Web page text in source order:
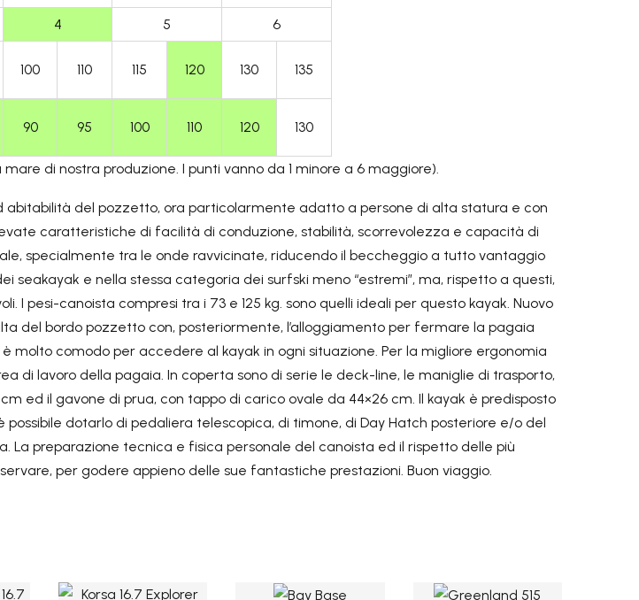
4 5
6
100 110 115 120 130 135
90 95 100 110 120 130
di nostra produzione. I punti vanno da 1 minore a 6 maggiore).
abitabilità del pozzetto, ora particolarmente adatto a persone di alta statura e con
caratteristiche di facilità di conduzione, stabilità, scorrevolezza e capacità di
specialmente tra le onde ravvicinate, riducendo il beccheggio a tutto vantaggio
seakayak e nella stessa categoria dei surfski meno “estremi”, ma, rispetto a questi,
pesi-canoista compresi tra i 73 e 125 kg. sono quelli ideali per questo kayak. Nuovo
del bordo pozzetto con, posteriormente, l’alloggiamento per fermare la pagaia
comodo per accedere al kayak in ogni situazione. Per la migliore ergonomia
di lavoro della pagaia. In coperta sono di serie le deck-line, le maniglie di trasporto,
ed il gavone di prua, con tappo di carico ovale da 44×26 cm. Il kayak è predisposto
dotarlo di pedaliera telescopica, di timone, di Day Hatch posteriore e/o del
La preparazione tecnica e fisica personale del canoista ed il rispetto delle più
per godere appieno delle sue fantastiche prestazioni. Buon viaggio.